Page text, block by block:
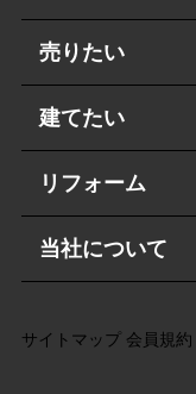
売りたい
建てたい
リフォーム
当社について
サイトマップ 会員規約